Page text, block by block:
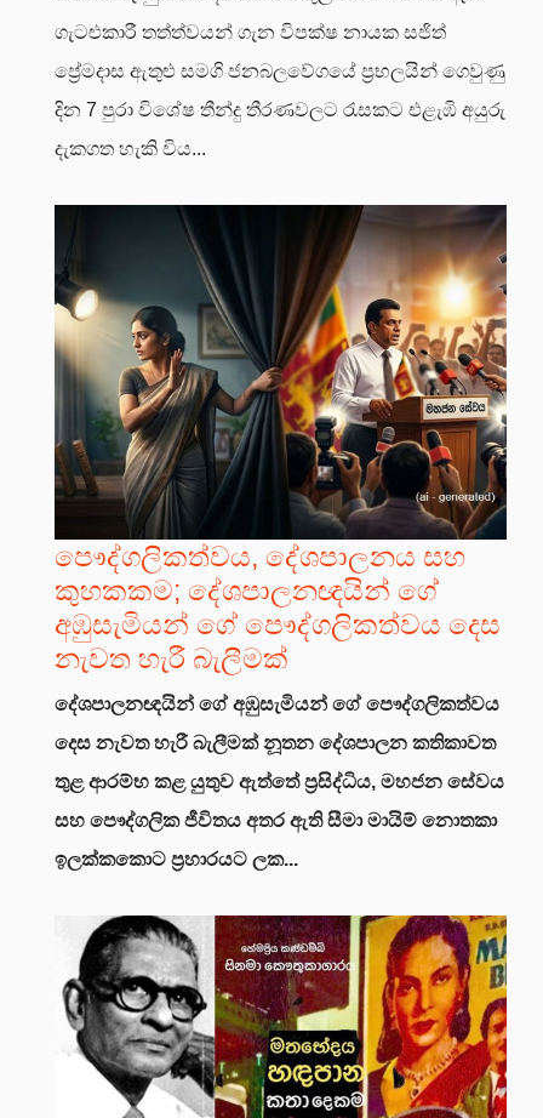
ගැටළුකාරී තත්ත්වයන් ගැන විපක්ෂ නායක සජිත්
ප්‍රේමදාස ඇතුළු සමගි ජනබලවේගයේ ප්‍රභලයින් ගෙවුණු
දින 7 පුරා විශේෂ තීන්දු තීරණවලට රැසකට එළැඹි අයුරු
දැකගත හැකි විය...
පෞද්ගලිකත්වය, දේශපාලනය සහ
කුහකකම; දේශපාලනඥයින් ගේ
අඹුසැමියන් ගේ පෞද්ගලිකත්වය දෙස
නැවත හැරී බැලීමක්
දේශපාලනඥයින් ගේ අඹුසැමියන් ගේ පෞද්ගලිකත්වය
දෙස නැවත හැරී බැලීමක්නූතන දේශපාලන කතිකාවත
තුළ ආරම්භ කළ යුතුව ඇත්තේ ප්‍රසිද්ධිය, මහජන සේවය
සහ පෞද්ගලික ජීවිතය අතර ඇති සීමා මායිම් නොතකා
ඉලක්කකොට ප්‍රහාරයට ලක...